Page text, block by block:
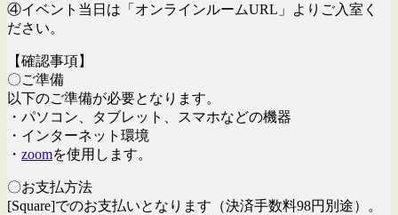
④イベント当日は「オンラインルームURL」よりご入室く
ださい。
【確認事項】
〇ご準備
以下のご準備が必要となります。
・パソコン、タブレット、スマホなどの機器
・インターネット環境
・ zoomを使用します。
〇お支払方法
[Square]でのお支払いとなります（決済手数料98円別途）。